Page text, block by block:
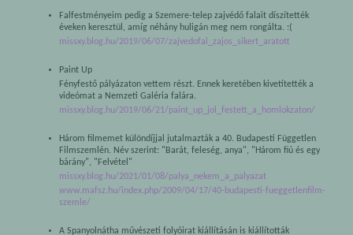
Falfestményeim pedig a Szemere-telep zajvédő falait díszítették
éveken keresztül, amíg néhány huligán meg nem rongálta. :(
missxy.blog.hu/2019/06/07/zajvedofal_zajos_sikert_aratott
Paint Up
Fényfestő pályázaton vettem részt. Ennek keretében kivetítették a
videómat a Nemzeti Galéria falára.
missxy.blog.hu/2019/06/21/paint_up_jol_festett_a_homlokzaton/
Három filmemet különdíjjal jutalmazták a 40. Budapesti Független
Filmszemlén. Név szerint: "Barát, feleség, anya", "Három fiú és egy
bárány", "Felvétel"
missxy.blog.hu/2021/01/08/palya_nekem_a_palyazat
www.mafsz.hu/index.php/2009/04/17/40-budapesti-fueggetlenfilm-
szemle/
A Spanyolnátha művészeti folyóirat kiállításán is kiállították